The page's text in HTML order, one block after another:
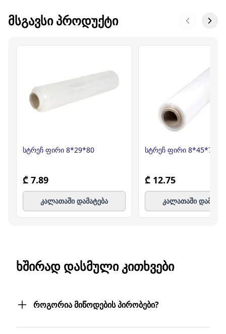
ᲛᲡᲒᲐᲕᲡᲘ ᲞᲠᲝᲓᲣᲥᲢᲘ
სტრეჩ ფირი 8*29*80
₾ 7.89
კალათაში დამატება
სტრეჩ ფირი 8*45*70
₾ 12.75
კალათაში
ᲮᲨᲘᲠᲐᲓ ᲓᲐᲡᲛᲣᲚᲘ ᲙᲘᲗᲮᲕᲔᲑᲘ
როგორია მიწოდების პირობები?